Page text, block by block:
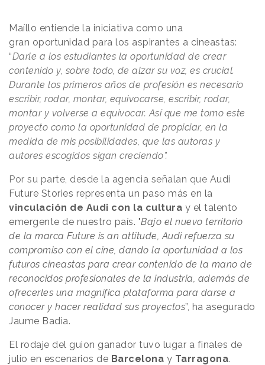
Maíllo entiende la iniciativa como una
gran oportunidad para los aspirantes a cineastas:
“Darle a los estudiantes la oportunidad de crear
contenido y, sobre todo, de alzar su voz, es crucial.
Durante los primeros años de profesión es necesario
escribir, rodar, montar, equivocarse, escribir, rodar,
montar y volverse a equivocar. Así que me tomo este
proyecto como la oportunidad de propiciar, en la
medida de mis posibilidades, que las autoras y
autores escogidos sigan creciendo”.
Por su parte, desde la agencia señalan que Audi
Future Stories representa un paso más en la
vinculación de Audi con la cultura y el talento
emergente de nuestro país. "Bajo el nuevo territorio
de la marca Future is an attitude, Audi refuerza su
compromiso con el cine, dando la oportunidad a los
futuros cineastas para crear contenido de la mano de
reconocidos profesionales de la industria, además de
ofrecerles una magnífica plataforma para darse a
conocer y hacer realidad sus proyectos”, ha asegurado
Jaume Badia.
El rodaje del guion ganador tuvo lugar a finales de
julio en escenarios de Barcelona y Tarragona.